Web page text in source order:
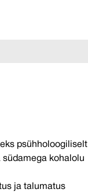
psühholoogiliselt
kohalolu
ja talumatus